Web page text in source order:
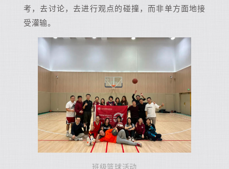
考，去讨论，去进行观点的碰撞，而非单方面地接
受灌输。
班级篮球活动